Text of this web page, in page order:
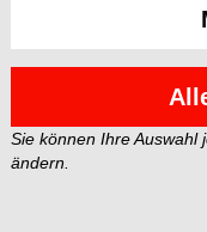
Reality an die
riesigen Nadel –
stellen. Das
und durch
zu lassen, gibt
sich Menschen
Sie können Ihre Auswahl
ändern.